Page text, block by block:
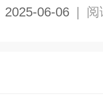
2025-06-06 | 阅